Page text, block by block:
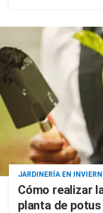
JARDINERÍA EN
Cómo realizar
planta de